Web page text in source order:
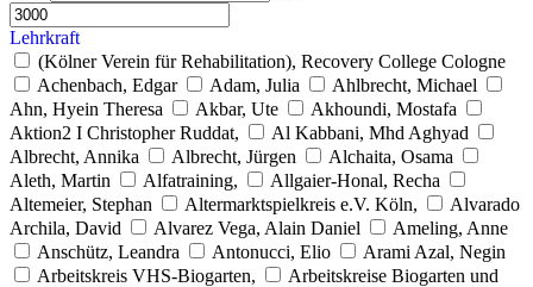
Lehrkraft
(Kölner Verein für Rehabilitation), Recovery College Cologne
Achenbach, Edgar
Adam, Julia
Ahlbrecht, Michael
Ahn, Hyein Theresa
Akbar, Ute
Akhoundi, Mostafa
Aktion2 I Christopher Ruddat,
Al Kabbani, Mhd Aghyad
Albrecht, Annika
Albrecht, Jürgen
Alchaita, Osama
Aleth, Martin
Alfatraining,
Allgaier-Honal, Recha
Altemeier, Stephan
Altermarktspielkreis e.V. Köln,
Alvarado
Archila, David
Alvarez Vega, Alain Daniel
Ameling, Anne
Anschütz, Leandra
Antonucci, Elio
Arami Azal, Negin
Arbeitskreis VHS-Biogarten,
Arbeitskreise Biogarten und